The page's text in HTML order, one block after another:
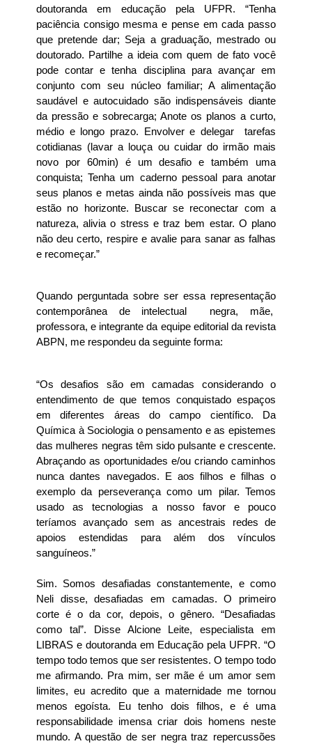
doutoranda em educação pela UFPR. “Tenha
paciência consigo mesma e pense em cada passo
que pretende dar; Seja a graduação, mestrado ou
doutorado. Partilhe a ideia com quem de fato você
pode contar e tenha disciplina para avançar em
conjunto com seu núcleo familiar; A alimentação
saudável e autocuidado são indispensáveis diante
da pressão e sobrecarga; Anote os planos a curto,
médio e longo prazo. Envolver e delegar tarefas
cotidianas (lavar a louça ou cuidar do irmão mais
novo por 60min) é um desafio e também uma
conquista; Tenha um caderno pessoal para anotar
seus planos e metas ainda não possíveis mas que
estão no horizonte. Buscar se reconectar com a
natureza, alivia o stress e traz bem estar. O plano
não deu certo, respire e avalie para sanar as falhas
e recomeçar.”
Quando perguntada sobre ser essa representação
contemporânea de intelectual negra, mãe,
professora, e integrante da equipe editorial da revista
ABPN, me respondeu da seguinte forma:
“Os desafios são em camadas considerando o
entendimento de que temos conquistado espaços
em diferentes áreas do campo científico. Da
Química à Sociologia o pensamento e as epistemes
das mulheres negras têm sido pulsante e crescente.
Abraçando as oportunidades e/ou criando caminhos
nunca dantes navegados. E aos filhos e filhas o
exemplo da perseverança como um pilar. Temos
usado as tecnologias a nosso favor e pouco
teríamos avançado sem as ancestrais redes de
apoios estendidas para além dos vínculos
sanguíneos.”
Sim. Somos desafiadas constantemente, e como
Neli disse, desafiadas em camadas. O primeiro
corte é o da cor, depois, o gênero. “Desafiadas
como tal”. Disse Alcione Leite, especialista em
LIBRAS e doutoranda em Educação pela UFPR. “O
tempo todo temos que ser resistentes. O tempo todo
me afirmando. Pra mim, ser mãe é um amor sem
limites, eu acredito que a maternidade me tornou
menos egoísta. Eu tenho dois filhos, e é uma
responsabilidade imensa criar dois homens neste
mundo. A questão de ser negra traz repercussões